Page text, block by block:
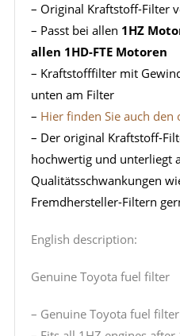
– Original Kraftstoff-Filter
– Passt bei allen 1HZ
allen 1HD-FTE Motoren
– Kraftstofffilter mit
unten am Filter
– Hier finden Sie auch
– Der original Kraftstoff-
hochwertig und unterliegt
Qualitätsschwankungen
Fremdhersteller-Filtern
English description:
Genuine Toyota fuel filter
– Genuine Toyota fuel filter